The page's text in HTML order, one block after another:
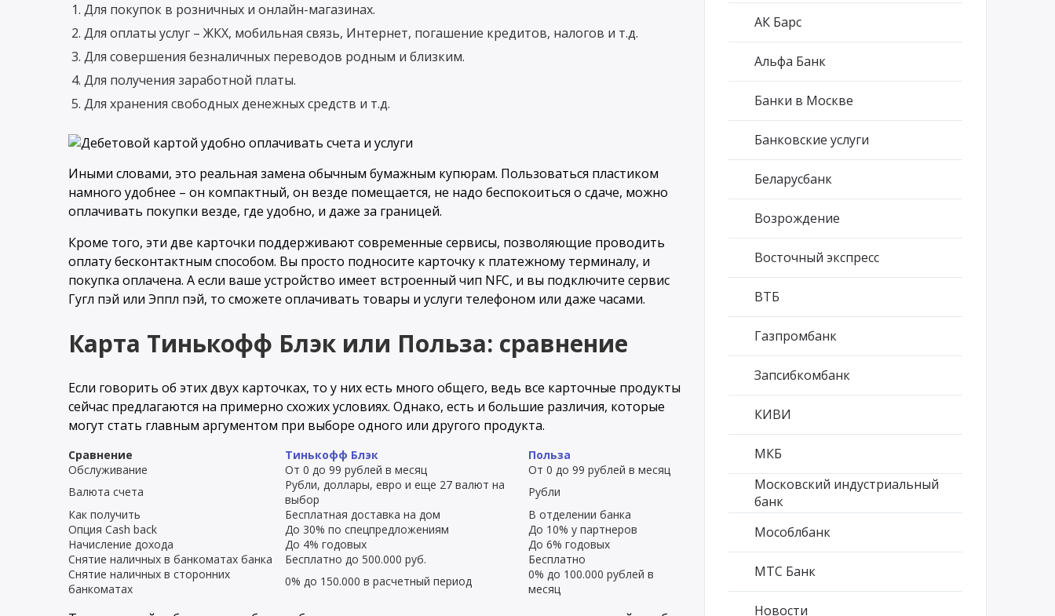
Для покупок в розничных и онлайн-магазинах.
Для оплаты услуг – ЖКХ, мобильная связь, Интернет, погашение кредитов, налогов и т.д.
Для совершения безналичных переводов родным и близким.
Для получения заработной платы.
Для хранения свободных денежных средств и т.д.
Иными словами, это реальная замена обычным бумажным купюрам. Пользоваться пластиком
намного удобнее – он компактный, он везде помещается, не надо беспокоиться о сдаче, можно
оплачивать покупки везде, где удобно, и даже за границей.
Кроме того, эти две карточки поддерживают современные сервисы, позволяющие проводить
оплату бесконтактным способом. Вы просто подносите карточку к платежному терминалу, и
покупка оплачена. А если ваше устройство имеет встроенный чип NFC, и вы подключите сервис
Гугл пэй или Эппл пэй, то сможете оплачивать товары и услуги телефоном или даже часами.
Карта Тинькофф Блэк или Польза: сравнение
Если говорить об этих двух карточках, то у них есть много общего, ведь все карточные продукты
сейчас предлагаются на примерно схожих условиях. Однако, есть и большие различия, которые
могут стать главным аргументом при выборе одного или другого продукта.
Сравнение Тинькофф Блэк
Польза
Обслуживание
От 0 до 99 рублей в месяц
От 0 до 99 рублей в месяц
Валюта счета
Рубли, доллары, евро и еще 27 валют на
выбор
Рубли
Как получить
Бесплатная доставка на дом
В отделении банка
Опция Cash back
До 30% по спецпредложениям
До 10% у партнеров
Начисление дохода
До 4% годовых
До 6% годовых
Снятие наличных в банкоматах банка
Бесплатно до 500.000 руб.
Бесплатно
Снятие наличных в сторонних
банкоматах
0% до 150.000 в расчетный период
0% до 100.000 рублей в
месяц
АК Барс
Альфа Банк
Банки в Москве
Банковские услуги
Беларусбанк
Возрождение
Восточный экспресс
ВТБ
Газпромбанк
Запсибкомбанк
КИВИ
МКБ
Московский индустриальный
банк
Мособлбанк
МТС Банк
Новости